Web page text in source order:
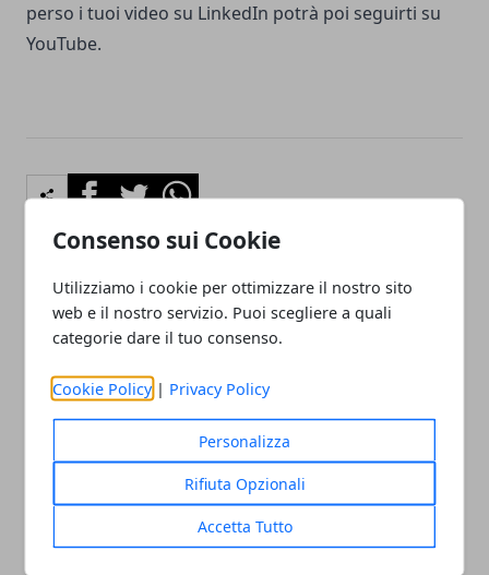
Consenso sui Cookie
Utilizziamo i cookie per ottimizzare il nostro sito
web e il nostro servizio. Puoi scegliere a quali
categorie dare il tuo consenso.
Cookie Policy | Privacy Policy
Personalizza
Rifiuta Opzionali
Accetta Tutto
perso i tuoi video su LinkedIn potrà poi seguirti su
YouTube.
FacebookTwitterWhatsapp
Articolo Precedente
Il performance marketing
Articolo Successivo
Redazione